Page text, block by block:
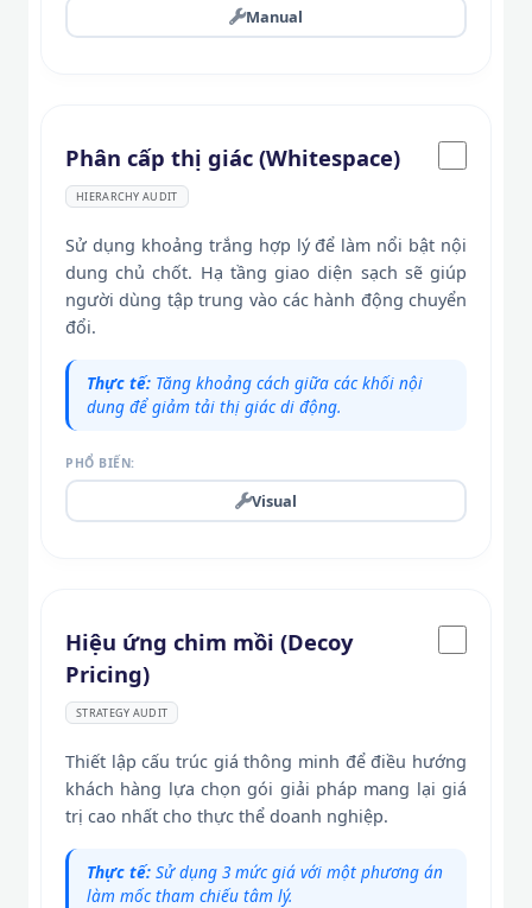
Manual
Phân cấp thị giác (Whitespace)
HIERARCHY AUDIT
Sử dụng khoảng trắng hợp lý để làm nổi bật nội
dung chủ chốt. Hạ tầng giao diện sạch sẽ giúp
người dùng tập trung vào các hành động chuyển
đổi.
Thực tế: Tăng khoảng cách giữa các khối nội
dung để giảm tải thị giác di động.
PHỔ BIẾN:
Visual
Hiệu ứng chim mồi (Decoy
Pricing)
STRATEGY AUDIT
Thiết lập cấu trúc giá thông minh để điều hướng
khách hàng lựa chọn gói giải pháp mang lại giá
trị cao nhất cho thực thể doanh nghiệp.
Thực tế: Sử dụng 3 mức giá với một phương án
làm mốc tham chiếu tâm lý.